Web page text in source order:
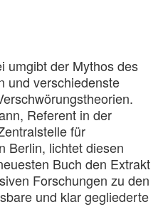
umgibt der Mythos des
und verschiedenste
Referent in der
für
Berlin, lichtet diesen
Buch den Extrakt
Forschungen zu den
und klar gegliederte